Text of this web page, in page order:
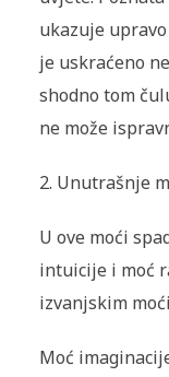
ukazuje
je uskraćeno
shodno tom
ne može
2. Unutrašnje
U ove moći
intuicije i moć
izvanjskim
Moć